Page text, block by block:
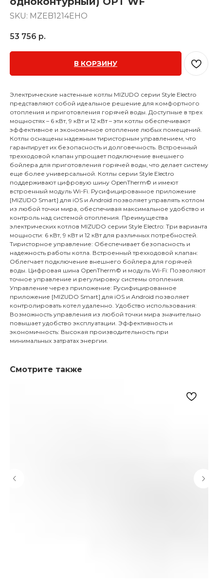
SKU: MZEB1214EHO
53 756 р.
В КОРЗИНУ
Электрические настенные котлы MIZUDO серии Style Electro
представляют собой идеальное решение для комфортного
отопления и приготовления горячей воды. Доступные в трех
мощностях – 6 кВт, 9 кВт и 12 кВт – эти котлы обеспечивают
эффективное и экономичное отопление любых помещений.
Котлы оснащены надежным тиристорным управлением, что
гарантирует их безопасность и долговечность. Встроенный
трехходовой клапан упрощает подключение внешнего
бойлера для приготовления горячей воды, что делает систему
еще более универсальной. Котлы серии Style Electro
поддерживают цифровую шину OpenTherm© и имеют
встроенный модуль Wi-Fi. Русифицированное приложение
[MIZUDO Smart] для iOS и Android позволяет управлять котлом
из любой точки мира, обеспечивая максимальное удобство и
контроль над системой отопления. Преимущества
электрических котлов MIZUDO серии Style Electro: Три варианта
мощности: 6 кВт, 9 кВт и 12 кВт для различных потребностей.
Тиристорное управление: Обеспечивает безопасность и
надежность работы котла. Встроенный трехходовой клапан:
Облегчает подключение внешнего бойлера для горячей
воды. Цифровая шина OpenTherm© и модуль Wi-Fi: Позволяют
точное управление и регулировку системы отопления.
Управление через приложение: Русифицированное
приложение [MIZUDO Smart] для iOS и Android позволяет
контролировать котел удаленно. Удобство использования:
Возможность управления из любой точки мира значительно
повышает удобство эксплуатации. Эффективность и
экономичность: Высокая производительность при
минимальных затратах энергии.
Смотрите также